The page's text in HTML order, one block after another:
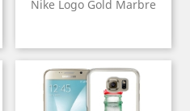
Nike Logo Gold Marbre